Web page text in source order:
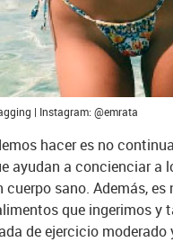
| Instagram: @emrata
hacer es no
ayudan a concienciar a
sano. Además,
que ingerimos y
de ejercicio